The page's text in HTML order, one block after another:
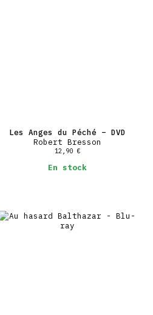
Les Anges du Péché – DVD
Robert Bresson
12,90 €
En stock